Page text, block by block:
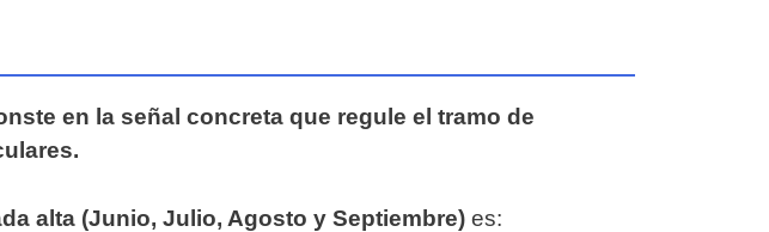
en la señal concreta que regule el tramo de
alta (Junio, Julio, Agosto y Septiembre) es: